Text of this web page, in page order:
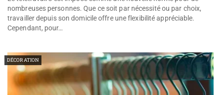
nombreuses personnes. Que ce soit par nécessité ou par choix,
travailler depuis son domicile offre une flexibilité appréciable.
Cependant, pour…
DÉCORATION